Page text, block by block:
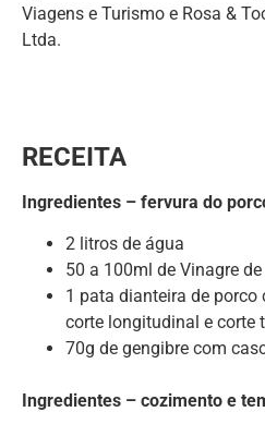
Viagens e Turismo e Rosa &
Ltda.
RECEITA
Ingredientes – fervura do
2 litros de água
50 a 100ml de Vinagre
1 pata dianteira de porco
corte longitudinal e corte
70g de gengibre com
Ingredientes – cozimento e